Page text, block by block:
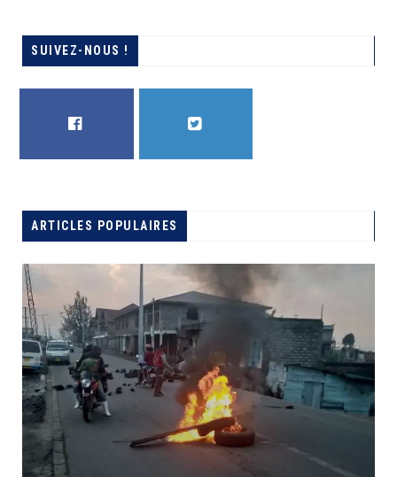
SUIVEZ-NOUS !
ARTICLES POPULAIRES